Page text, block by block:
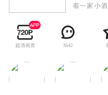
着一家小
烊之后，醉
下天民把她
在天民和他
不见了，
不少秘密
超清画质 3642